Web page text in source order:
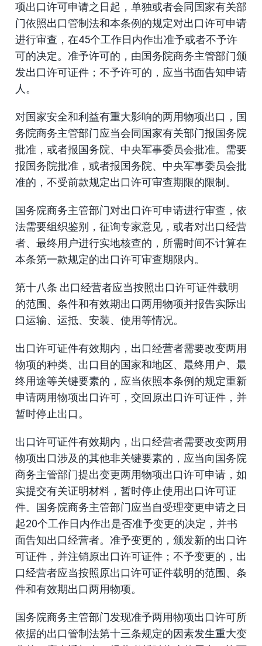
项出口许可申请之日起，单独或者会同国家有关部
门依照出口管制法和本条例的规定对出口许可申请
进行审查，在45个工作日内作出准予或者不予许
可的决定。准予许可的，由国务院商务主管部门颁
发出口许可证件；不予许可的，应当书面告知申请
人。
对国家安全和利益有重大影响的两用物项出口，国
务院商务主管部门应当会同国家有关部门报国务院
批准，或者报国务院、中央军事委员会批准。需要
报国务院批准，或者报国务院、中央军事委员会批
准的，不受前款规定出口许可审查期限的限制。
国务院商务主管部门对出口许可申请进行审查，依
法需要组织鉴别，征询专家意见，或者对出口经营
者、最终用户进行实地核查的，所需时间不计算在
本条第一款规定的出口许可审查期限内。
第十八条 出口经营者应当按照出口许可证件载明
的范围、条件和有效期出口两用物项并报告实际出
口运输、运抵、安装、使用等情况。
出口许可证件有效期内，出口经营者需要改变两用
物项的种类、出口目的国家和地区、最终用户、最
终用途等关键要素的，应当依照本条例的规定重新
申请两用物项出口许可，交回原出口许可证件，并
暂时停止出口。
出口许可证件有效期内，出口经营者需要改变两用
物项出口涉及的其他非关键要素的，应当向国务院
商务主管部门提出变更两用物项出口许可申请，如
实提交有关证明材料，暂时停止使用出口许可证
件。国务院商务主管部门应当自受理变更申请之日
起20个工作日内作出是否准予变更的决定，并书
面告知出口经营者。准予变更的，颁发新的出口许
可证件，并注销原出口许可证件；不予变更的，出
口经营者应当按照原出口许可证件载明的范围、条
件和有效期出口两用物项。
国务院商务主管部门发现准予两用物项出口许可所
依据的出口管制法第十三条规定的因素发生重大变